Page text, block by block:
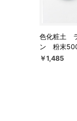
色化粧土
ン 粉末
￥1,485